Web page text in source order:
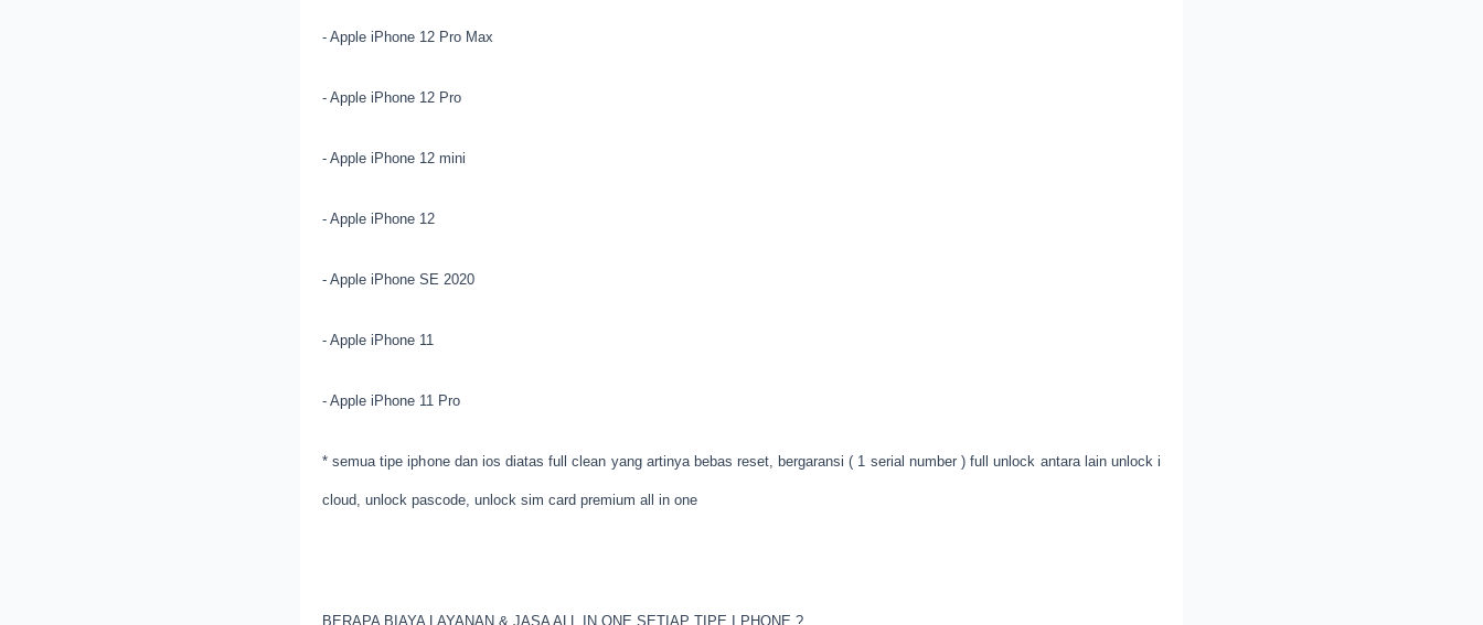
- Apple iPhone 12 Pro Max
- Apple iPhone 12 Pro
- Apple iPhone 12 mini
- Apple iPhone 12
- Apple iPhone SE 2020
- Apple iPhone 11
- Apple iPhone 11 Pro
* semua tipe iphone dan ios diatas full clean yang artinya bebas reset, bergaransi ( 1 serial number ) full unlock antara lain unlock i
cloud, unlock pascode, unlock sim card premium all in one
BERAPA BIAYA LAYANAN & JASA ALL IN ONE SETIAP TIPE I PHONE ?